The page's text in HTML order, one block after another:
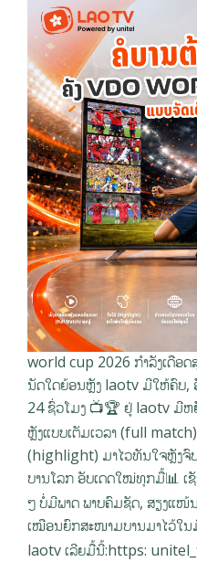
world cup 2026 ກຳລັງເດືອດ
ນັດໃດຍ້ອນຫຼັງ laotv ມີໃຫ້ຄົບ,
24 ຊົ່ວໂມງ 📺🏆 ຢູ່ laotv ມີຫ
ຫຼັງແບບເຕັມເວລາ (full
(highlight) ມາໄວທັນໃຈຫຼັງຈົ
ບານໂລກ ອັບເດດໃໝ່ທຸກມື້📊 ເຊັ
ໆ ບໍ່ມີພາດ ພາບຄົມຊັດ, ສຽງແໜ້
ເໝືອນຍົກສະໜາມບານມາໄວ້ໃນ
laotv ເລີຍມື້ນີ້:https: